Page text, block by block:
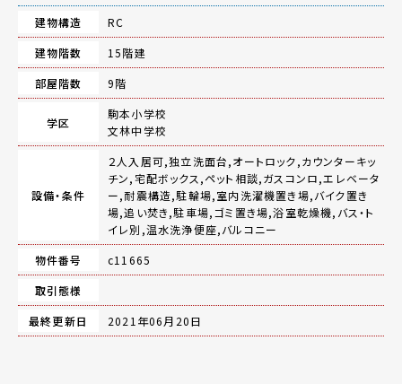
建物構造
RC
建物階数
15階建
部屋階数
9階
学区
駒本小学校
文林中学校
設備・条件
２人入居可,独立洗面台,オートロック,カウンターキッ
チン,宅配ボックス,ペット相談,ガスコンロ,エレベータ
ー,耐震構造,駐輪場,室内洗濯機置き場,バイク置き
場,追い焚き,駐車場,ゴミ置き場,浴室乾燥機,バス・ト
イレ別,温水洗浄便座,バルコニー
物件番号
c11665
取引態様
最終更新日
2021年06月20日